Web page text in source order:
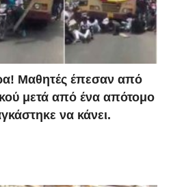
Μαθητές έπεσαν από
μετά από ένα απότομο
να κάνει.